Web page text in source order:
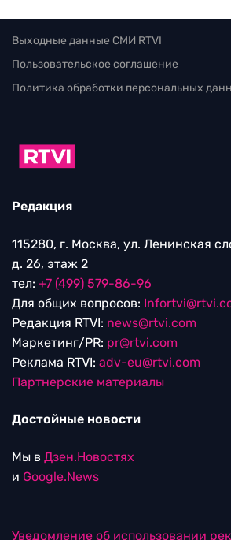
Выходные данные СМИ RTVI
Пользовательское соглашение
Политика обработки персональных
Редакция
115280, г. Москва, ул. Ленинская
д. 26, этаж 2
тел: +7 (499) 579-86-96
Для общих вопросов:
Редакция RTVI: news@rtvi.com
Маркетинг/PR: pr@rtvi.com
Реклама RTVI: adv-eu@rtvi.com
Партнерские материалы
Достойные новости
Мы в Дзен.Новостях
и Google.News
Уведомление об использовании